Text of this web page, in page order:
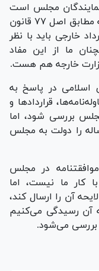
مجلس است
که مفاد این قرارداد چیست؟ ضمن اینکه مطابق اصل ۷۷ قانون
خارجی باید با نظر
ما از این مفاد
وزارت خارجه هم هست.
اسلامی در پاسخ به
قرارداد‌ها و
بررسی شود، اما
لایحه این توافقنامه و برنامه ۲۵ ساله را دولت به مجلس
در مجلس
کار ما نیست، اما
آن را ارسال کند،
آن رسیدگی می‌کنیم
بررسی می‌شود.